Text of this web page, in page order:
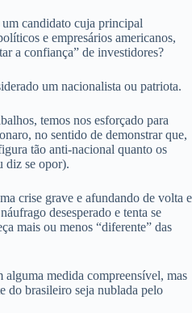
candidato cuja principal
e empresários americanos,
a confiança” de investidores?
um nacionalista ou patriota.
temos nos esforçado para
no sentido de demonstrar que,
tão anti-nacional quanto os
diz se opor).
crise grave e afundando de volta e
desesperado e tenta se
mais ou menos “diferente” das
alguma medida compreensível, mas
do brasileiro seja nublada pelo